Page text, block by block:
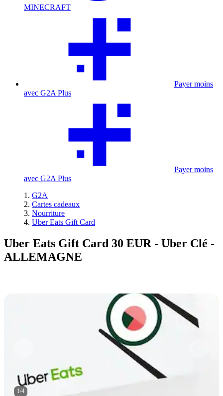
MINECRAFT
Payer moins
avec G2A Plus
Payer moins
avec G2A Plus
G2A
Cartes cadeaux
Nourriture
Uber Eats Gift Card
Uber Eats Gift Card 30 EUR - Uber Clé -
ALLEMAGNE
1/4